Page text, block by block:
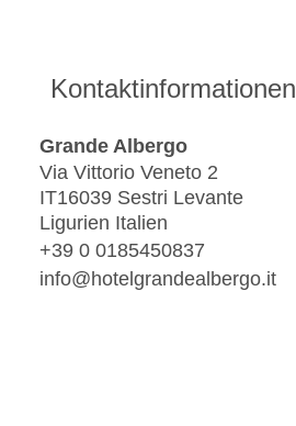
Kontaktinformationen
Grande Albergo
Via Vittorio Veneto 2
IT16039 Sestri Levante
Ligurien Italien
+39 0 0185450837
info@hotelgrandealbergo.it